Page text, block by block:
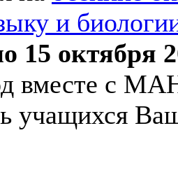
и
15 октября
вместе с
учащихся